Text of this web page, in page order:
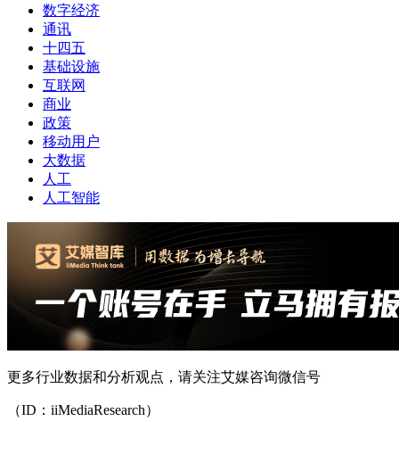
数字经济
通讯
十四五
基础设施
互联网
商业
政策
移动用户
大数据
人工
人工智能
更多行业数据和分析观点，请关注艾媒咨询微信号
（ID：iiMediaResearch）